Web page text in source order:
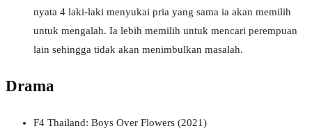
nyata 4 laki-laki menyukai pria yang sama ia akan memilih
untuk mengalah. Ia lebih memilih untuk mencari perempuan
lain sehingga tidak akan menimbulkan masalah.
Drama
F4 Thailand: Boys Over Flowers (2021)